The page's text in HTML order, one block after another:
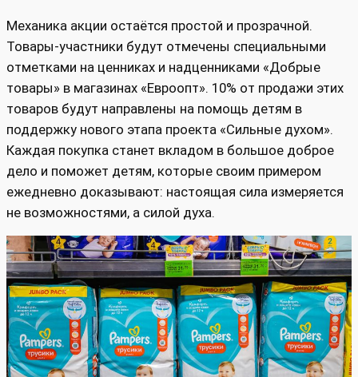
Механика акции остаётся простой и прозрачной.
Товары-участники будут отмечены специальными
отметками на ценниках и надценниками «Добрые
товары» в магазинах «Евроопт». 10% от продажи этих
товаров будут направлены на помощь детям в
поддержку нового этапа проекта «Сильные духом».
Каждая покупка станет вкладом в большое доброе
дело и поможет детям, которые своим примером
ежедневно доказывают: настоящая сила измеряется
не возможностями, а силой духа.